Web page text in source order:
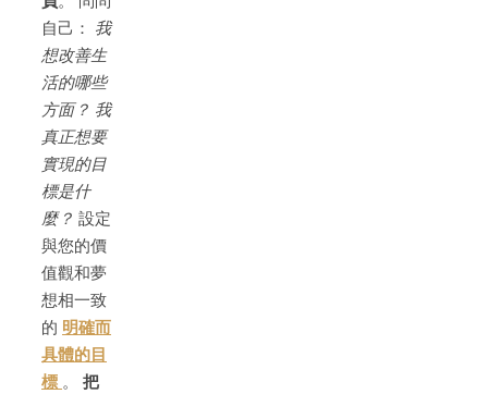
自己： 我
想改善生
活的哪些
方面？ 我
真正想要
實現的目
標是什
麼？ 設定
與您的價
值觀和夢
想相一致
的 明確而
具體的目
標 。 把